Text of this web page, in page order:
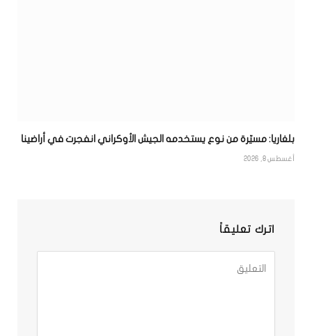
بلغاريا: مسيّرة من نوع يستخدمه الجيش الأوكراني انفجرت في أراضينا
أغسطس 8, 2026
اترك تعليقاً